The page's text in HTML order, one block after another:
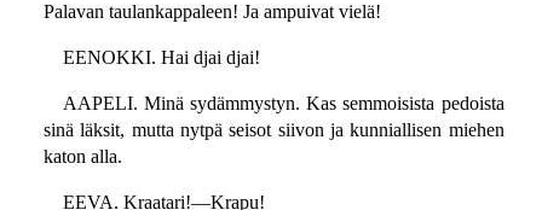
Palavan taulankappaleen! Ja ampuivat vielä!
EENOKKI. Hai djai djai!
AAPELI. Minä sydämmystyn. Kas semmoisista pedoista
sinä läksit, mutta nytpä seisot siivon ja kunniallisen miehen
katon alla.
EEVA. Kraatari!—Krapu!